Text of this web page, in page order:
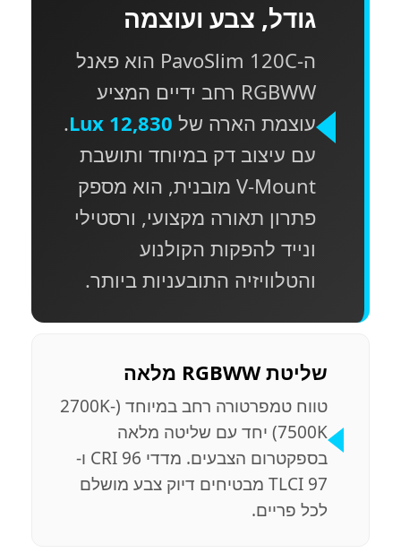
גודל, צבע ועוצמה
ה-PavoSlim 120C הוא פאנל
RGBWW רחב ידיים המציע
עוצמת הארה של 12,830 Lux
.
עם עיצוב דק במיוחד ותושבת
V-Mount מובנית, הוא מספק
פתרון תאורה מקצועי, ורסטילי
ונייד להפקות הקולנוע
והטלוויזיה התובעניות ביותר.
שליטת RGBWW מלאה
טווח טמפרטורה רחב במיוחד (2700K-
7500K) יחד עם שליטה מלאה
בספקטרום הצבעים. מדדי CRI 96 ו-
TLCI 97 מבטיחים דיוק צבע מושלם
לכל פריים.